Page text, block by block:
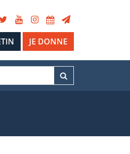
JE DONNE